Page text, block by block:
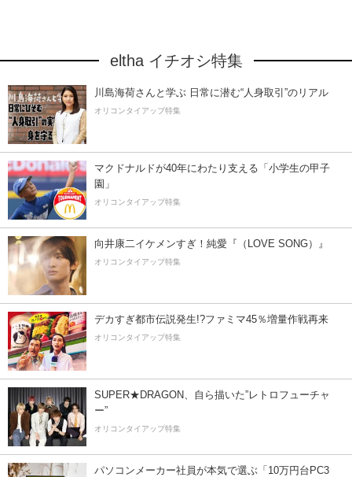
eltha イチオシ特集
川島海荷さんと学ぶ 日常に潜む“人身取引”のリアル
オリコンタイアップ特集
マクドナルドが40年にわたり支える「小学生の甲子
園」
オリコンタイアップ特集
向井康二イケメンすぎ！純愛『（LOVE SONG）』
オリコンタイアップ特集
デカすぎ都市伝説発生!?ファミマ45％増量作戦再来
オリコンタイアップ特集
SUPER★DRAGON、自ら描いた”レトロフューチャ
ー”
オリコンタイアップ特集
パソコンメーカー社員が本気で選ぶ「10万円台PC3